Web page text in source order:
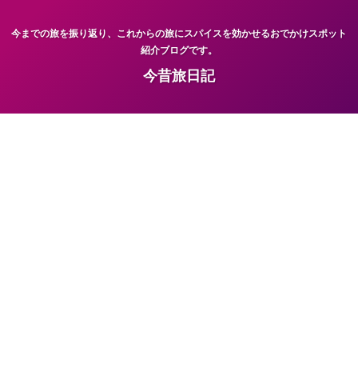
今までの旅を振り返り、これからの旅にスパイスを効かせるおでかけスポット
紹介ブログです。
今昔旅日記